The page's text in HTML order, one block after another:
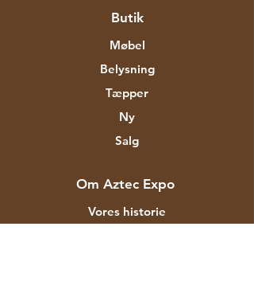
Butik
Møbel
Belysning
Tæpper
Ny
Salg
Om Aztec Expo
Vores historie